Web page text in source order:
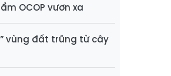
OCOP vươn xa
vùng đất trũng từ cây